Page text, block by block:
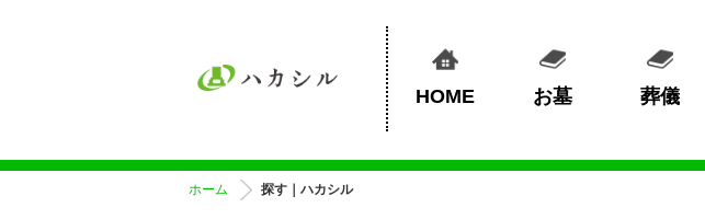
HOME お墓 葬儀
ホーム 探す｜ハカシル